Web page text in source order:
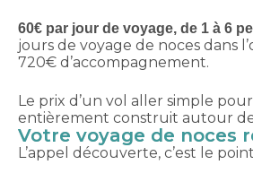
60€ par jour de voyage, de 1 à 6
jours de voyage de noces dans
720€ d’accompagnement.
Le prix d’un vol aller simple
entièrement construit autour
Votre voyage de noces
L’appel découverte, c’est le